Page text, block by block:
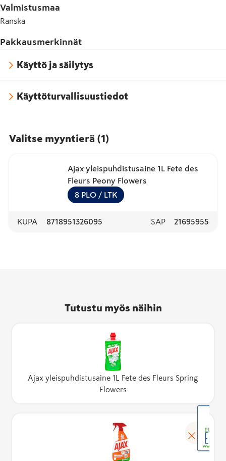
Valmistusmaa
Ranska
Pakkausmerkinnät
Käyttö ja säilytys
Käyttöturvallisuustiedot
Valitse myyntierä (1)
Ajax yleispuhdistusaine 1L Fete des
Fleurs Peony Flowers
8 PLO / LTK
KUPA 8718951326095 SAP 21695955
Tutustu myös näihin
Ajax yleispuhdistusaine 1L Fete des Fleurs Spring
Flowers